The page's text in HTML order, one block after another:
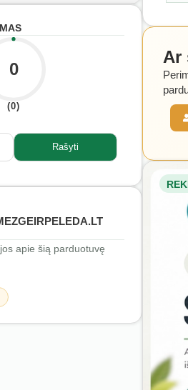
0
(0)
Rašyti
apie šią parduotuvę
Ar